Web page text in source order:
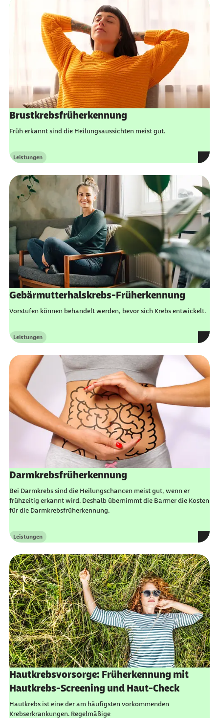
Brustkrebsfrüherkennung
Früh erkannt sind die Heilungsaussichten meist gut.
Kategorie
Leistungen
Gebärmutterhalskrebs-Früherkennung
Vorstufen können behandelt werden, bevor sich Krebs entwickelt.
Kategorie
Leistungen
Darmkrebsfrüherkennung
Bei Darmkrebs sind die Heilungschancen meist gut, wenn er
frühzeitig erkannt wird. Deshalb übernimmt die Barmer die Kosten
für die Darmkrebsfrüherkennung.
Kategorie
Leistungen
Hautkrebsvorsorge: Früherkennung mit
Hautkrebs-Screening und Haut-Check
Hautkrebs ist eine der am häufigsten vorkommenden
Krebserkrankungen. Regelmäßige